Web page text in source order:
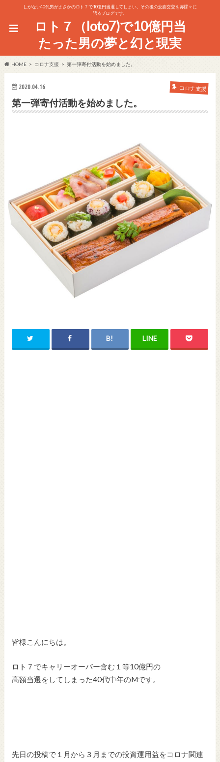
しがない40代男がまさかのロト７で10億円当選してしまい、その後の悲喜交交を赤裸々に
語るブログです。
ロト７（loto7)で10億円当
たった男の夢と幻と現実
HOME コロナ支援 第一弾寄付活動を始めました。
2020.04.16 コロナ支援
第一弾寄付活動を始めました。
皆様こんにちは。
ロト７でキャリーオーバー含む１等10億円の
高額当選をしてしまった40代中年のMです。
先日の投稿で１月から３月までの投資運用益をコロナ関連